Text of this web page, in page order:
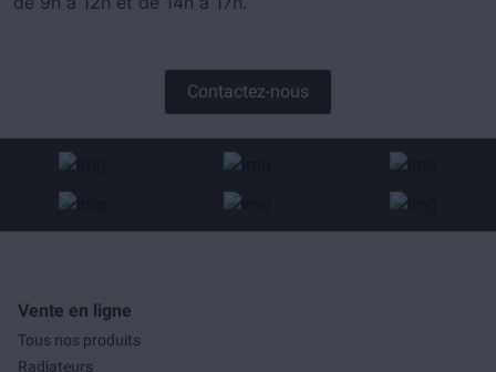
Contactez-nous
Vente en ligne
Tous nos produits
Radiateurs